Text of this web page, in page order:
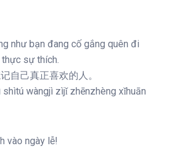
như bạn đang cố gắng quên đi
sự thích.
自己真正喜欢的人。
wàngjì zìjǐ zhēnzhèng xǐhuān
vào ngày lễ!